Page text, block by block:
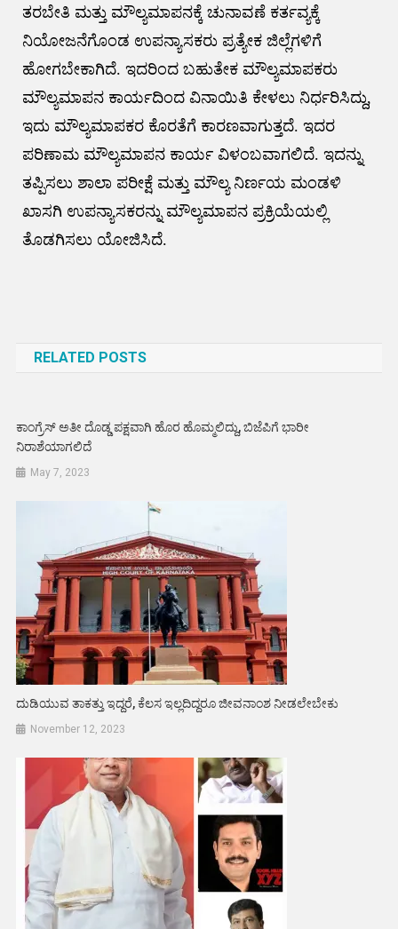
ತರಬೇತಿ ಮತ್ತು ಮೌಲ್ಯಮಾಪನಕ್ಕೆ ಚುನಾವಣೆ ಕರ್ತವ್ಯಕ್ಕೆ
ನಿಯೋಜನೆಗೊಂಡ ಉಪನ್ಯಾಸಕರು ಪ್ರತ್ಯೇಕ ಜಿಲ್ಲೆಗಳಿಗೆ
ಹೋಗಬೇಕಾಗಿದೆ. ಇದರಿಂದ ಬಹುತೇಕ ಮೌಲ್ಯಮಾಪಕರು
ಮೌಲ್ಯಮಾಪನ ಕಾರ್ಯದಿಂದ ವಿನಾಯಿತಿ ಕೇಳಲು ನಿರ್ಧರಿಸಿದ್ದು,
ಇದು ಮೌಲ್ಯಮಾಪಕರ ಕೊರತೆಗೆ ಕಾರಣವಾಗುತ್ತದೆ. ಇದರ
ಪರಿಣಾಮ ಮೌಲ್ಯಮಾಪನ ಕಾರ್ಯ ವಿಳಂಬವಾಗಲಿದೆ. ಇದನ್ನು
ತಪ್ಪಿಸಲು ಶಾಲಾ ಪರೀಕ್ಷೆ ಮತ್ತು ಮೌಲ್ಯ ನಿರ್ಣಯ ಮಂಡಳಿ
ಖಾಸಗಿ ಉಪನ್ಯಾಸಕರನ್ನು ಮೌಲ್ಯಮಾಪನ ಪ್ರಕ್ರಿಯೆಯಲ್ಲಿ
ತೊಡಗಿಸಲು ಯೋಜಿಸಿದೆ.
RELATED POSTS
ಕಾಂಗ್ರೆಸ್‌ ಅತೀ ದೊಡ್ಡ ಪಕ್ಷವಾಗಿ ಹೊರ ಹೊಮ್ಮಲಿದ್ದು, ಬಿಜೆಪಿಗೆ ಭಾರೀ
ನಿರಾಶೆಯಾಗಲಿದೆ
May 7, 2023
ದುಡಿಯುವ ತಾಕತ್ತು ಇದ್ದರೆ, ಕೆಲಸ ಇಲ್ಲದಿದ್ದರೂ ಜೀವನಾಂಶ ನೀಡಲೇಬೇಕು
November 12, 2023